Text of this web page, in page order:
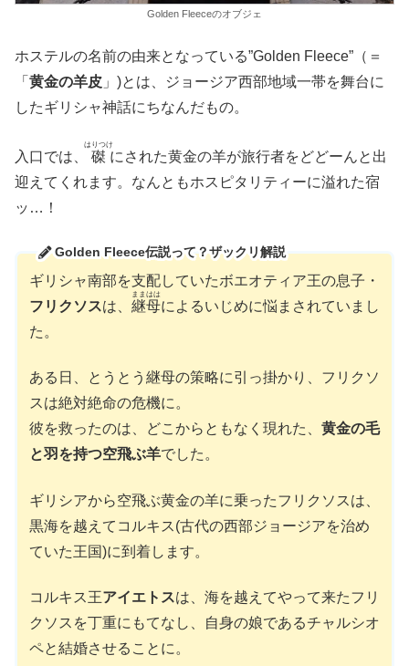
Golden Fleeceのオブジェ
ホステルの名前の由来となっている”Golden Fleece”（＝
「 黄金の羊皮 」)とは、ジョージア西部地域一帯を舞台に
したギリシャ神話にちなんだもの。
入口では、 磔
はりつけ
にされた黄金の羊が旅行者をどどーんと出
迎えてくれます。なんともホスピタリティーに溢れた宿
ッ…！
Golden Fleece伝説って？ザックリ解説
ギリシャ南部を支配していたボエオティア王の息子・
フリクソスは、 継母
ままはは
によるいじめに悩まされていまし
た。
ある日、とうとう継母の策略に引っ掛かり、フリクソ
スは絶対絶命の危機に。
彼を救ったのは、どこからともなく現れた、 黄金の毛
と羽を持つ空飛ぶ羊でした。
ギリシアから空飛ぶ黄金の羊に乗ったフリクソスは、
黒海を越えてコルキス(古代の西部ジョージアを治め
ていた王国)に到着します。
コルキス王アイエトスは、海を越えてやって来たフリ
クソスを丁重にもてなし、自身の娘であるチャルシオ
ペと結婚させることに。